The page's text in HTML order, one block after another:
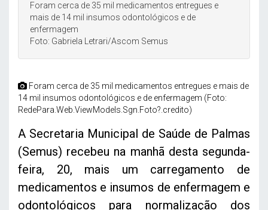
Foram cerca de 35 mil medicamentos entregues e
mais de 14 mil insumos odontológicos e de
enfermagem
Foto: Gabriela Letrari/Ascom Semus
Foram cerca de 35 mil medicamentos entregues e mais de
14 mil insumos odontológicos e de enfermagem (Foto:
RedePara.Web.ViewModels.Sgn.Foto?.credito)
A Secretaria Municipal de Saúde de Palmas
(Semus) recebeu na manhã desta segunda-
feira, 20, mais um carregamento de
medicamentos e insumos de enfermagem e
odontológicos para normalização dos